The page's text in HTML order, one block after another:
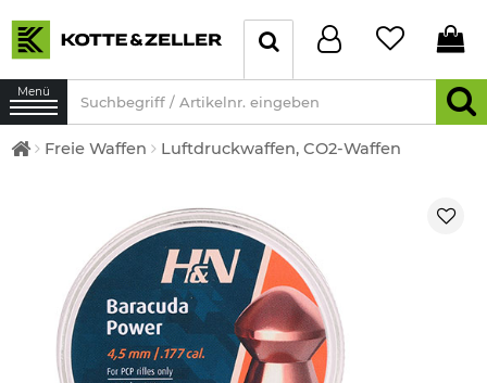
Menü
Freie Waffen Luftdruckwaffen, CO2-Waffen